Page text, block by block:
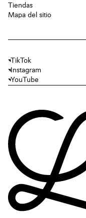
Tiendas
Mapa del sitio
TikTok
Instagram
YouTube